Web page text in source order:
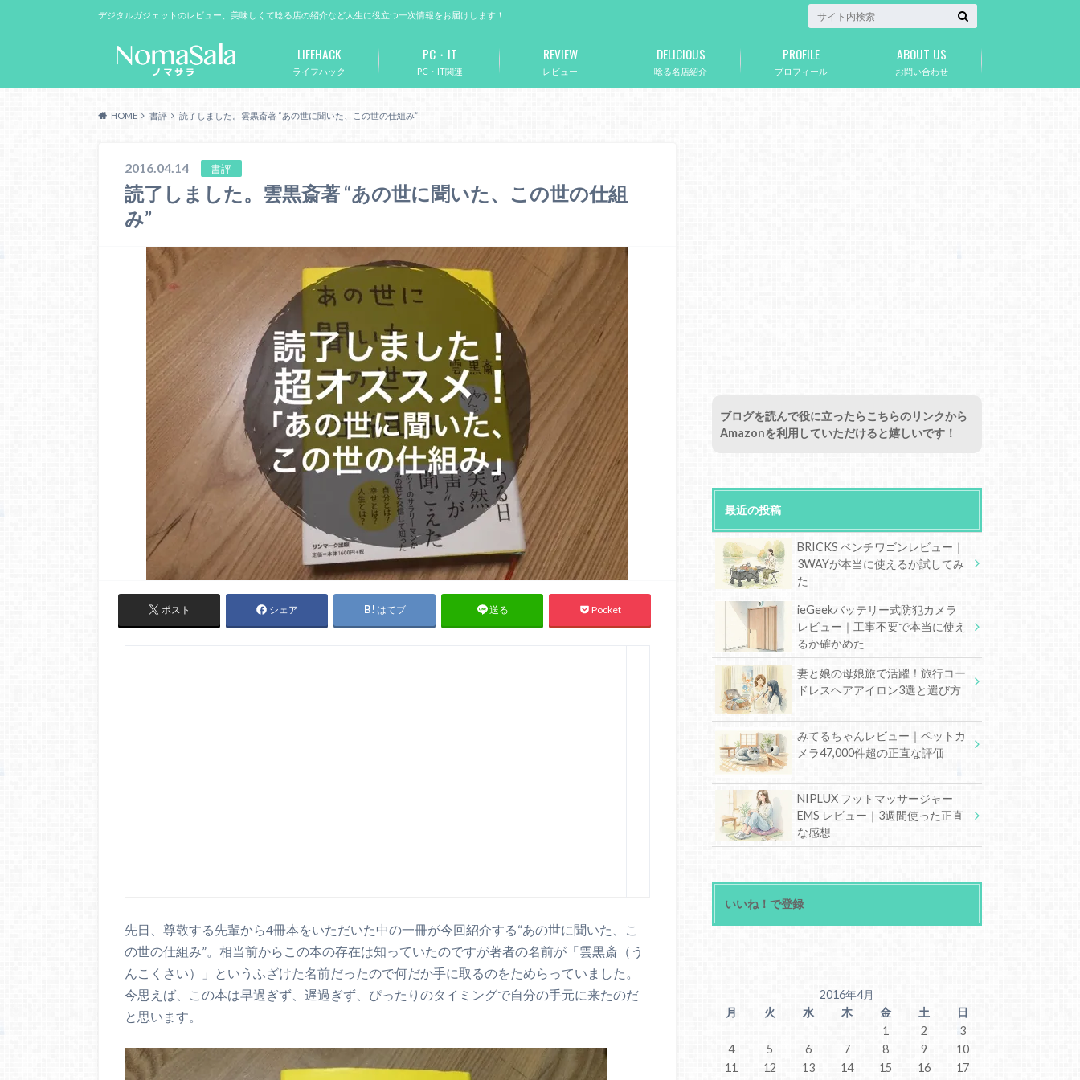
デジタルガジェットのレビュー、美味しくて唸る店の紹介など人生に役立つ一次情報をお届けします！
ライフハック
LIFEHACK
PC・IT関連
PC・IT
レビュー
REVIEW
唸る名店紹介
DELICIOUS
プロフィール
PROFILE
お問い合わせ
ABOUT US
HOME 書評 読了しました。雲黒斎著 “あの世に聞いた、この世の仕組み”
2016.04.14 書評
読了しました。雲黒斎著 “あの世に聞いた、この世の仕組
み”
ポスト シェア はてブ 送る Pocket
先日、尊敬する先輩から4冊本をいただいた中の一冊が今回紹介する“あの世に聞いた、こ
の世の仕組み”。相当前からこの本の存在は知っていたのですが著者の名前が「雲黒斎（う
んこくさい）」というふざけた名前だったので何だか手に取るのをためらっていました。
今思えば、この本は早過ぎず、遅過ぎず、ぴったりのタイミングで自分の手元に来たのだ
と思います。
ブログを読んで役に立ったらこちらのリンクから
Amazonを利用していただけると嬉しいです！
最近の投稿
BRICKS ベンチワゴンレビュー｜
3WAYが本当に使えるか試してみ
た
ieGeekバッテリー式防犯カメラ
レビュー｜工事不要で本当に使え
るか確かめた
妻と娘の母娘旅で活躍！旅行コー
ドレスヘアアイロン3選と選び方
みてるちゃんレビュー｜ペットカ
メラ47,000件超の正直な評価
NIPLUX フットマッサージャー
EMS レビュー｜3週間使った正直
な感想
いいね！で登録
2016年4月
月
火 水 木 金 土
日
1
2
3
4
5 6 7 8 9
10
11
12 13 14 15 16
17